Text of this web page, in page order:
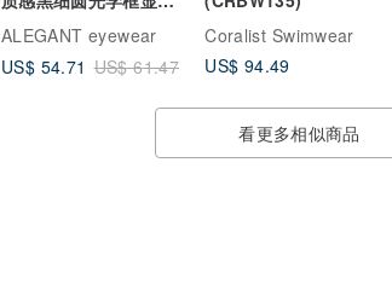
脸UV400滤蓝光眼镜
ALEGANT eyewear
US$ 54.71 US$ 61.47
Coralist Swimwear
US$ 94.49
看更多相似商品